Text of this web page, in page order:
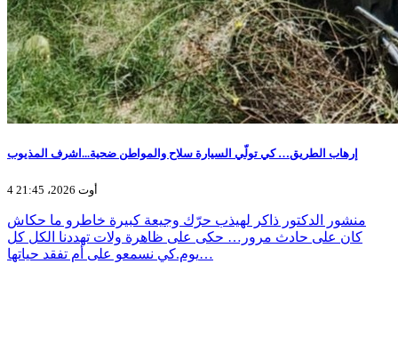
إرهاب الطريق… كي تولّي السيارة سلاح والمواطن ضحية...اشرف المذيوب
4 أوت 2026، 21:45
منشور الدكتور ذاكر لهيذب حرّك وجيعة كبيرة خاطرو ما حكاش
كان على حادث مرور… حكى على ظاهرة ولات تهددنا الكل كل
يوم.كي نسمعو على أم تفقد حياتها…